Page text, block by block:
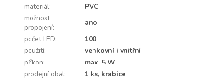
materiál:
PVC
možnost
propojení:
ano
počet LED:
100
použití:
venkovní i vnitřní
příkon:
max. 5 W
prodejní obal:
1 ks, krabice